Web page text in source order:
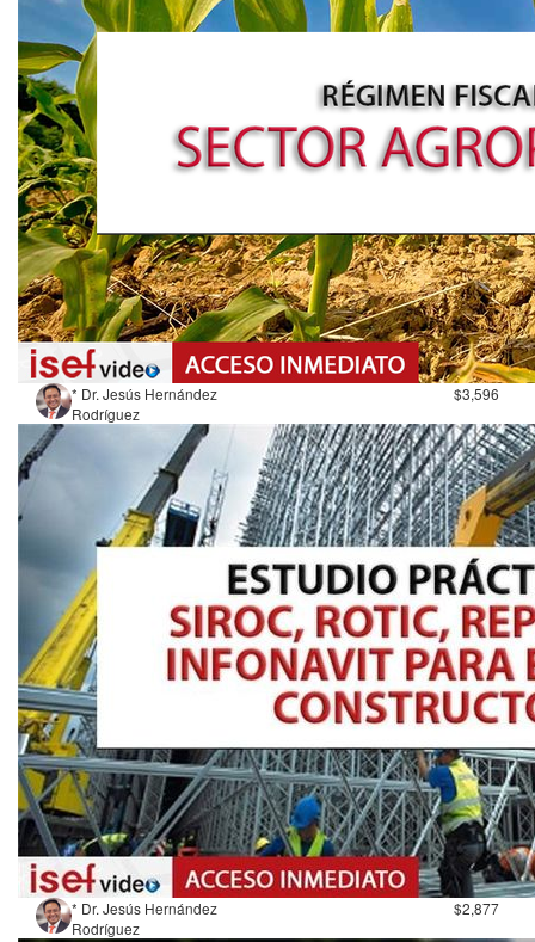
* Dr. Jesús Hernández
Rodríguez
$3,596
* Dr. Jesús Hernández
Rodríguez
$2,877